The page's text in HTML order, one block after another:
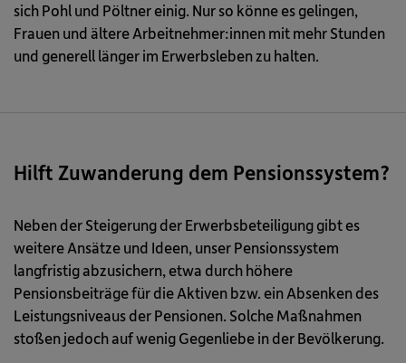
sich Pohl und Pöltner einig. Nur so könne es gelingen,
Frauen und ältere Arbeitnehmer:innen mit mehr Stunden
und generell länger im Erwerbsleben zu halten.
Hilft Zuwanderung dem Pensionssystem?
Neben der Steigerung der Erwerbsbeteiligung gibt es
weitere Ansätze und Ideen, unser Pensionssystem
langfristig abzusichern, etwa durch höhere
Pensionsbeiträge für die Aktiven bzw. ein Absenken des
Leistungsniveaus der Pensionen. Solche Maßnahmen
stoßen jedoch auf wenig Gegenliebe in der Bevölkerung.